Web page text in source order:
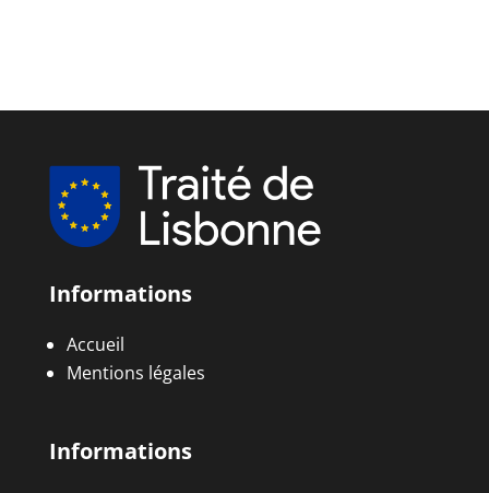
Informations
Accueil
Mentions légales
Informations